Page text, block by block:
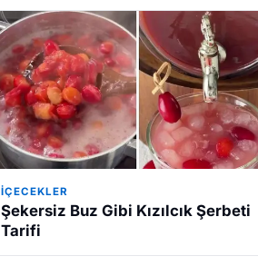
İÇECEKLER
Şekersiz Buz Gibi Kızılcık Şerbeti
Tarifi